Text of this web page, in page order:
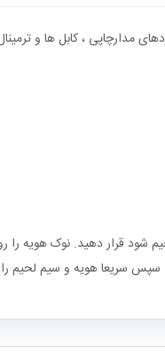
مدارچاپی ، کابل ها و
شود قرار دهید. نوک هویه
سپس سریعا هویه و سیم لحیم